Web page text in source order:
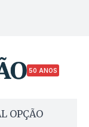
50 ANOS
OPÇÃO